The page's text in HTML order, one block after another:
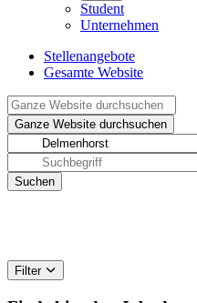
Student
Unternehmen
Stellenangebote
Gesamte Website
Filter